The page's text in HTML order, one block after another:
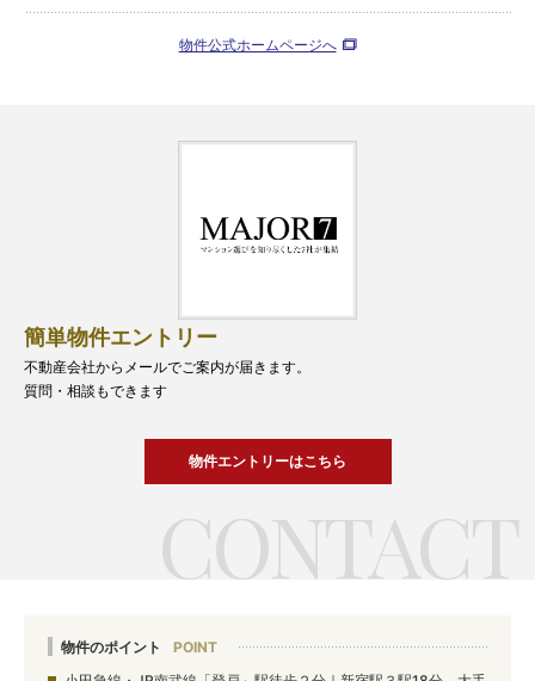
物件公式ホームページへ
簡単物件エントリー
不動産会社からメールでご案内が届きます。
質問・相談もできます
物件エントリーはこちら
物件のポイント